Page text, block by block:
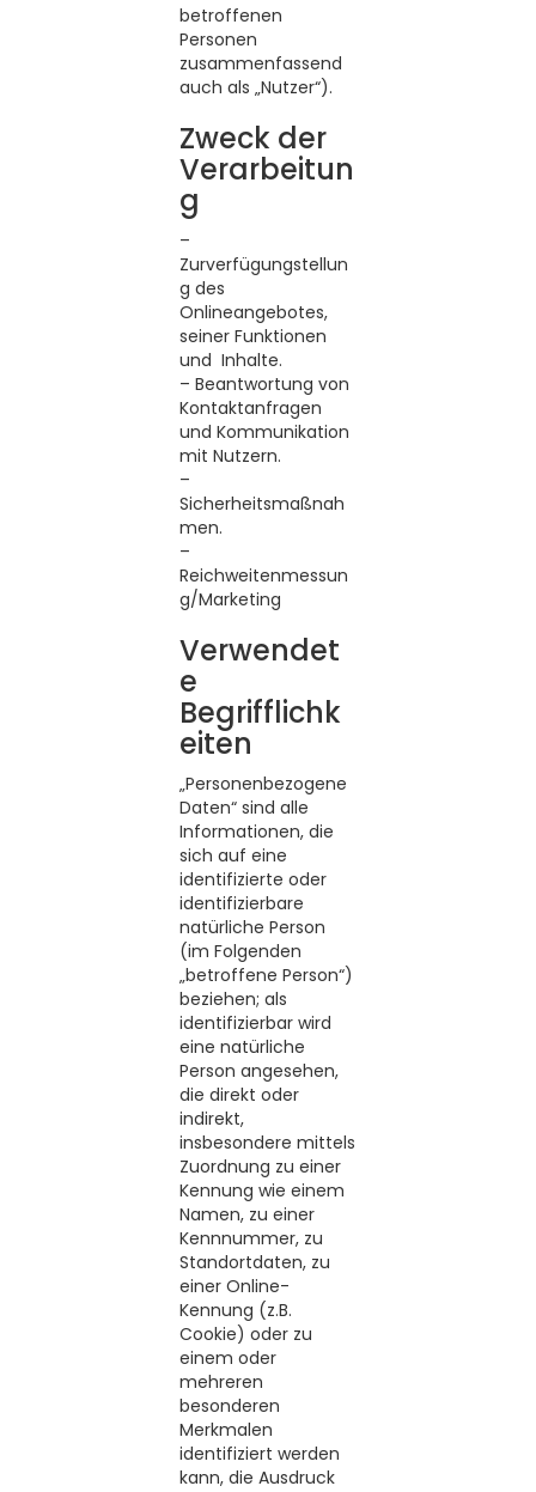
betroffenen
Personen
zusammenfassend
auch als „Nutzer“).
Zweck der
Verarbeitun
g
–
Zurverfügungstellun
g des
Onlineangebotes,
seiner Funktionen
und Inhalte.
– Beantwortung von
Kontaktanfragen
und Kommunikation
mit Nutzern.
–
Sicherheitsmaßnah
men.
–
Reichweitenmessun
g/Marketing
Verwendet
e
Begrifflichk
eiten
„Personenbezogene
Daten“ sind alle
Informationen, die
sich auf eine
identifizierte oder
identifizierbare
natürliche Person
(im Folgenden
„betroffene Person“)
beziehen; als
identifizierbar wird
eine natürliche
Person angesehen,
die direkt oder
indirekt,
insbesondere mittels
Zuordnung zu einer
Kennung wie einem
Namen, zu einer
Kennnummer, zu
Standortdaten, zu
einer Online-
Kennung (z.B.
Cookie) oder zu
einem oder
mehreren
besonderen
Merkmalen
identifiziert werden
kann, die Ausdruck